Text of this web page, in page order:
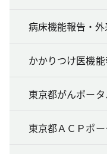
病床機能報告・
かかりつけ医機
東京都がんポー
東京都ＡＣＰポ